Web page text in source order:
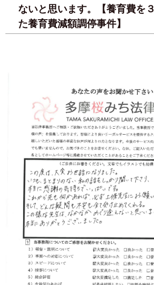
ないと思います。【養育費を
た養育費減額調停事件】